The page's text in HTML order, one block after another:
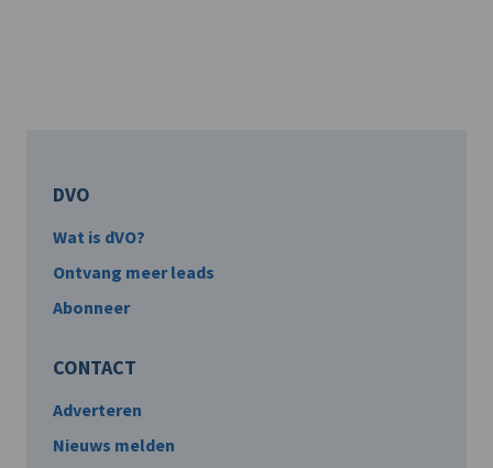
DVO
Wat is dVO?
Ontvang meer leads
Abonneer
CONTACT
Adverteren
Nieuws melden